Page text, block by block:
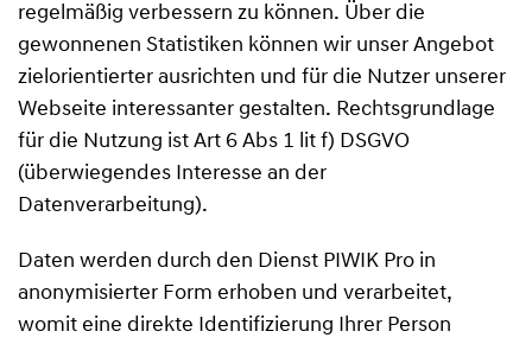
regelmäßig verbessern zu können. Über die
gewonnenen Statistiken können wir unser Angebot
zielorientierter ausrichten und für die Nutzer unserer
Webseite interessanter gestalten. Rechtsgrundlage
für die Nutzung ist Art 6 Abs 1 lit f) DSGVO
(überwiegendes Interesse an der
Datenverarbeitung).
Daten werden durch den Dienst PIWIK Pro in
anonymisierter Form erhoben und verarbeitet,
womit eine direkte Identifizierung Ihrer Person